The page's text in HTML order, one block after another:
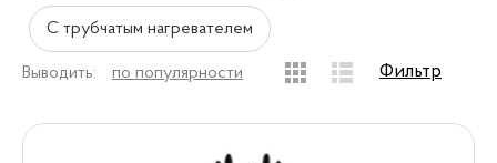
С трубчатым нагревателем
Выводить: по популярности Фильтр